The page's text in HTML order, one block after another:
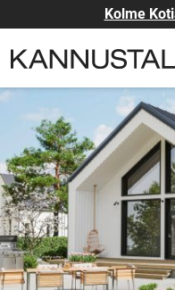
Kolme